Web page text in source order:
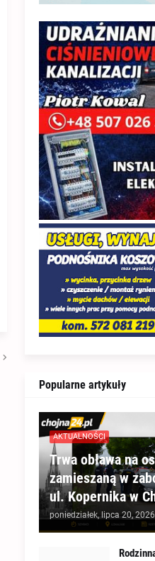
Popularne artykuły
AKTUALNOŚCI
Trwa obława na
zamieszaną w
ul. Kopernika w
poniedziałek, lipca 20, 2026